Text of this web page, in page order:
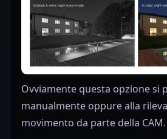
Ovviamente questa opzione si
manualmente oppure alla
movimento da parte della CAM.